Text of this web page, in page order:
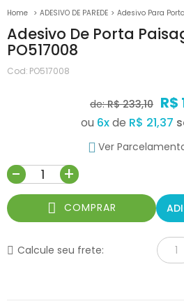
ADESIVO DE PAREDE Adesivo Para Porta
Adesivo De Porta
PO517008
Cod: PO517008
de:R$ 233,10 R$
ou 6xde R$ 21,37
Ver
- +
COMPRAR
Calcule seu frete: